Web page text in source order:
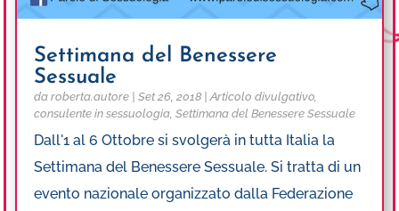
Settimana del Benessere
Sessuale
daroberta.autore |Set 26, 2018 |Articolo divulgativo,
consulente in sessuologia,Settimana del Benessere Sessuale
Dall'1 al 6 Ottobre si svolgerà in tutta Italia la
Settimana del Benessere Sessuale. Si tratta di un
evento nazionale organizzato dalla Federazione